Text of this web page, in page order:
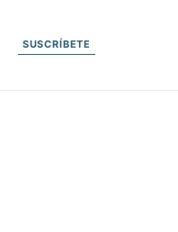
SUSCRÍBETE